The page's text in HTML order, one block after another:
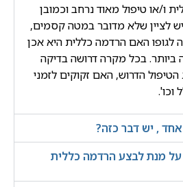
ו/או טיפול מאוד נרחב וכמובן
לציין שלא מדובר במטה קסמים,
לגופו האם הרדמה כללית היא אכן
ביותר. בכל מקרה דרושה בדיקה
הדרוש, האם זקוקים לזמני
וכו'.
אחד , יש דבר כזה?
מנת לבצע הרדמה כללית